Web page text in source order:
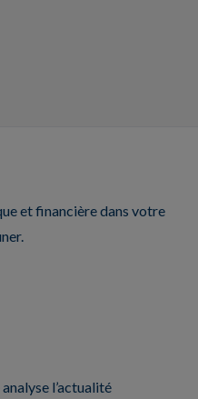
et financière dans votre
l’actualité